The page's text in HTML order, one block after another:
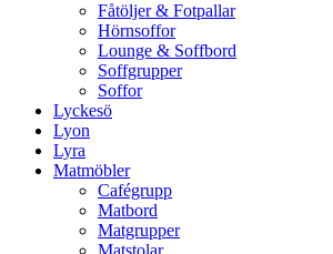
Fåtöljer & Fotpallar
Hörnsoffor
Lounge & Soffbord
Soffgrupper
Soffor
Lyckesö
Lyon
Lyra
Matmöbler
Cafégrupp
Matbord
Matgrupper
Matstolar